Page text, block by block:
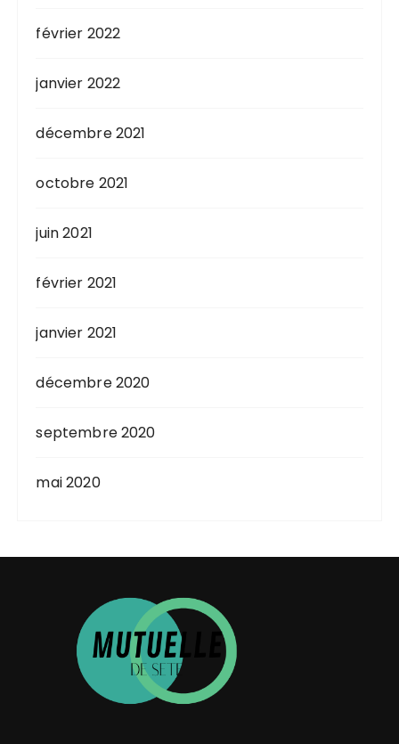
février 2022
janvier 2022
décembre 2021
octobre 2021
juin 2021
février 2021
janvier 2021
décembre 2020
septembre 2020
mai 2020